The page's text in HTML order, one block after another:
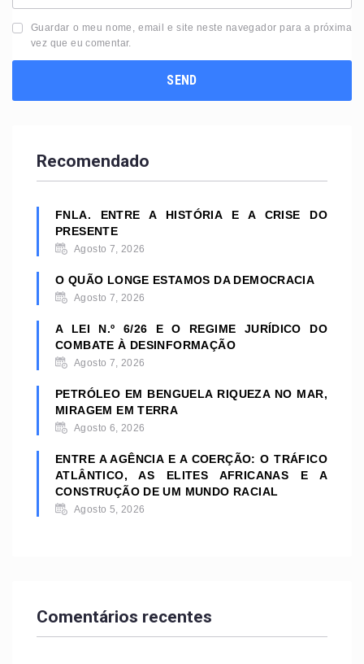
Guardar o meu nome, email e site neste navegador para a próxima
vez que eu comentar.
Recomendado
FNLA. ENTRE A HISTÓRIA E A CRISE DO
PRESENTE
Agosto 7, 2026
O QUÃO LONGE ESTAMOS DA DEMOCRACIA
Agosto 7, 2026
A LEI N.º 6/26 E O REGIME JURÍDICO DO
COMBATE À DESINFORMAÇÃO
Agosto 7, 2026
PETRÓLEO EM BENGUELA RIQUEZA NO MAR,
MIRAGEM EM TERRA
Agosto 6, 2026
ENTRE A AGÊNCIA E A COERÇÃO: O TRÁFICO
ATLÂNTICO, AS ELITES AFRICANAS E A
CONSTRUÇÃO DE UM MUNDO RACIAL
Agosto 5, 2026
Comentários recentes